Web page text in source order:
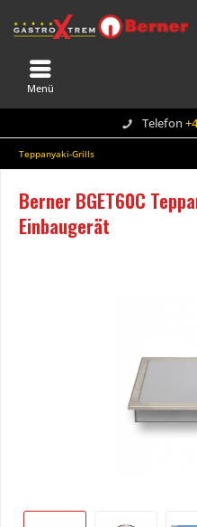
Telefon
Menü
Teppanyaki-Grills
Berner BGET60C
Einbaugerät